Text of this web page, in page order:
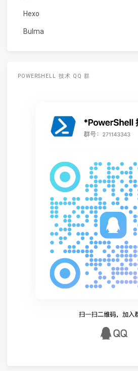
Hexo
Bulma
POWERSHELL 技术 QQ 群